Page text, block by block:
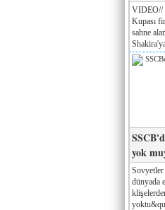
VIDEO//
Kupası
sahne
yok
dünyada